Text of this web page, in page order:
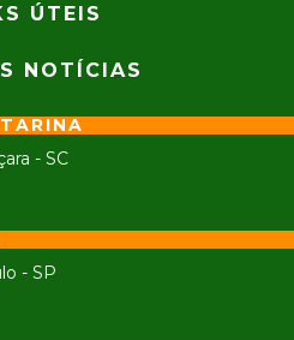
ÚTEIS
NOTÍCIAS
- SC
- SP